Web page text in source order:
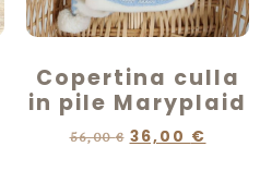
Copertina culla
in pile Maryplaid
56,00€ 36,00 €